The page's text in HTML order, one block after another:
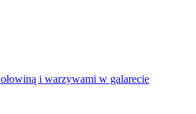
i warzywami w galarecie